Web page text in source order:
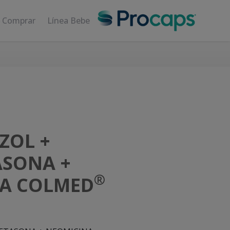
Línea Bebe
+
+
COLMED®